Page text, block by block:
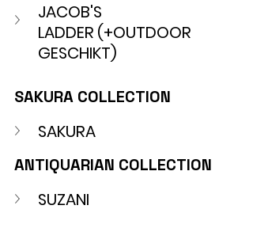
JACOB'S
LADDER (+OUTDOOR
GESCHIKT)
SAKURA COLLECTION
SAKURA
ANTIQUARIAN COLLECTION
SUZANI